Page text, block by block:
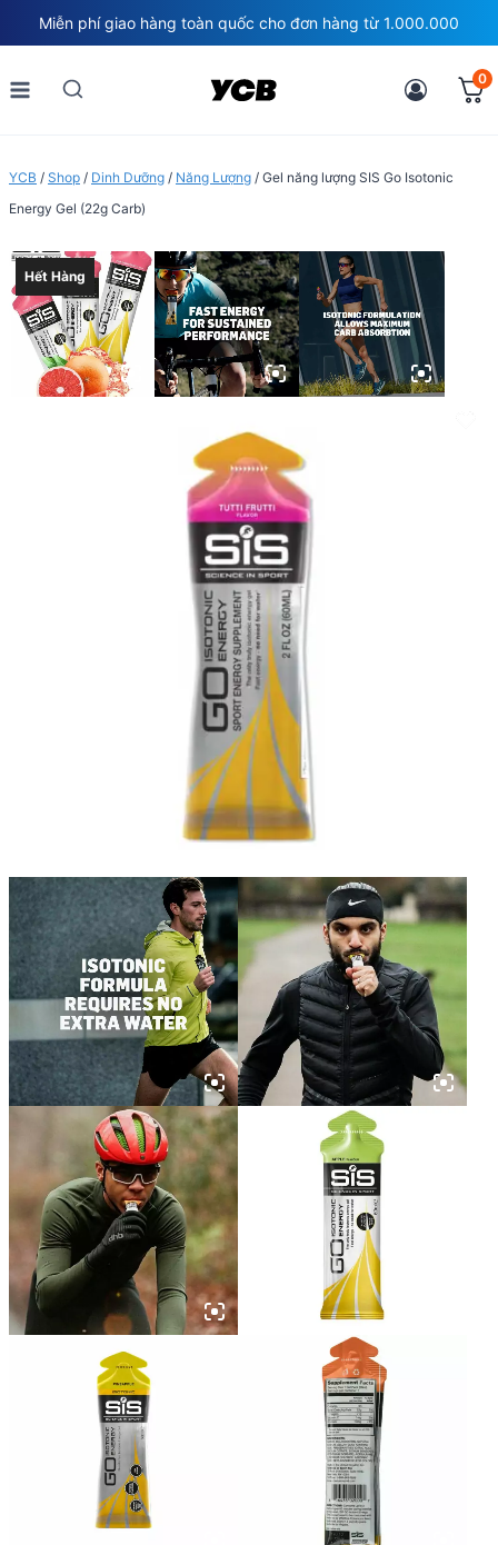
to
content
Miễn phí giao hàng toàn quốc cho đơn hàng từ 1.000.000
0
YCB / Shop / Dinh Dưỡng / Năng Lượng / Gel năng lượng SIS Go Isotonic
Energy Gel (22g Carb)
Hết Hàng